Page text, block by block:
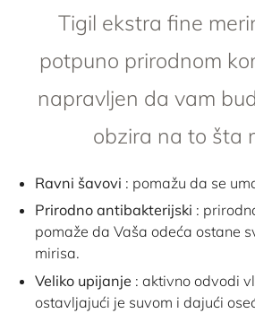
Tigil ekstra fine
potpuno prirodnom
napravljen da vam
obzira na to šta
Ravni šavovi : pomažu da se
Prirodno antibakterijski :
pomaže da Vaša odeća ostane
mirisa.
Veliko upijanje : aktivno odvodi
ostavljajući je suvom i dajući